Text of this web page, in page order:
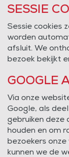
SESSIE
Sessie cookies
worden
afsluit. We
bezoek bekijkt
GOOGLE
Via onze
Google, als deel
gebruiken deze
houden en om
bezoekers
kunnen we de